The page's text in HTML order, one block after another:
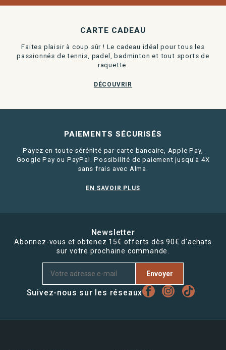
CARTE CADEAU
Faites plaisir à coup sûr ! Le cadeau idéal pour tous les
passionnés de tennis, padel, badminton et tout sports de
raquette.
DÉCOUVRIR
PAIEMENTS SÉCURISÉS
Payez en toute sérénité par carte bancaire, Apple Pay,
Google Pay ou PayPal. Possibilité de paiement jusqu'à 4X
sans frais avec Alma.
EN SAVOIR PLUS
Newsletter
Abonnez-vous et obtenez 15€ offerts dès 90€ d'achats
sur votre prochaine commande.
Envoyer
Suivez-nous sur les réseaux